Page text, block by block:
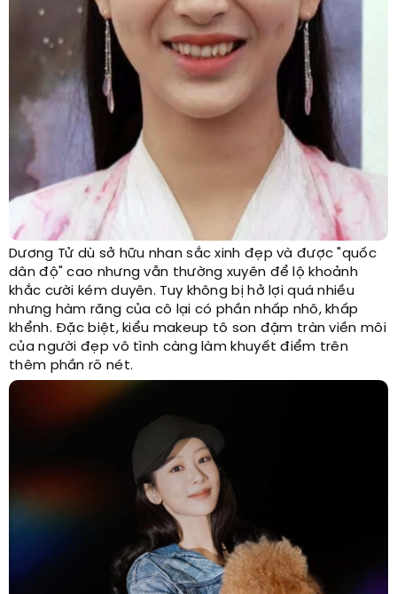
Dương Tử dù sở hữu nhan sắc xinh đẹp và được "quốc
dân độ" cao nhưng vẫn thường xuyên để lộ khoảnh
khắc cười kém duyên. Tuy không bị hở lợi quá nhiều
nhưng hàm răng của cô lại có phần nhấp nhô, khấp
khểnh. Đặc biệt, kiểu makeup tô son đậm tràn viền môi
của người đẹp vô tình càng làm khuyết điểm trên
thêm phần rõ nét.